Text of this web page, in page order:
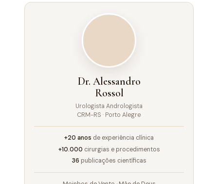
Dr. Alessandro
Rossol
Urologista Andrologista
CRM-RS · Porto Alegre
+20 anos de experiência clínica
+10.000 cirurgias e procedimentos
36 publicações científicas